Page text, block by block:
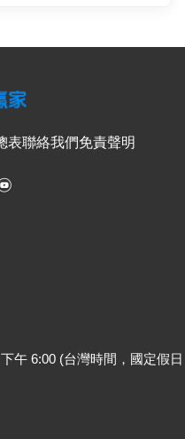
表聯絡我們免責聲明
午 6:00 (台灣時間，國定假日